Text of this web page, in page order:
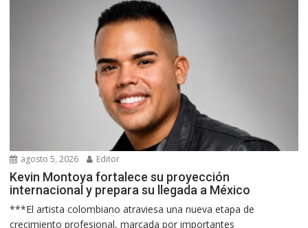
agosto 5, 2026 Editor
Kevin Montoya fortalece su proyección
internacional y prepara su llegada a México
***El artista colombiano atraviesa una nueva etapa de
crecimiento profesional, marcada por importantes